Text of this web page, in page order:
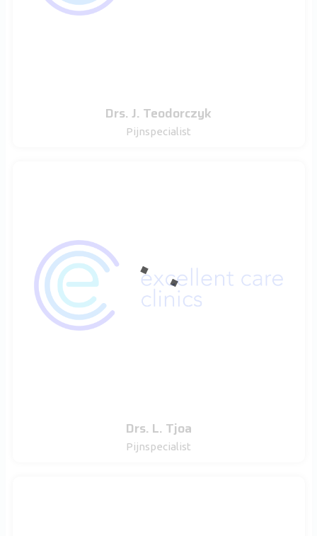
Drs. J. Teodorczyk
Pijnspecialist
Drs. L. Tjoa
Pijnspecialist